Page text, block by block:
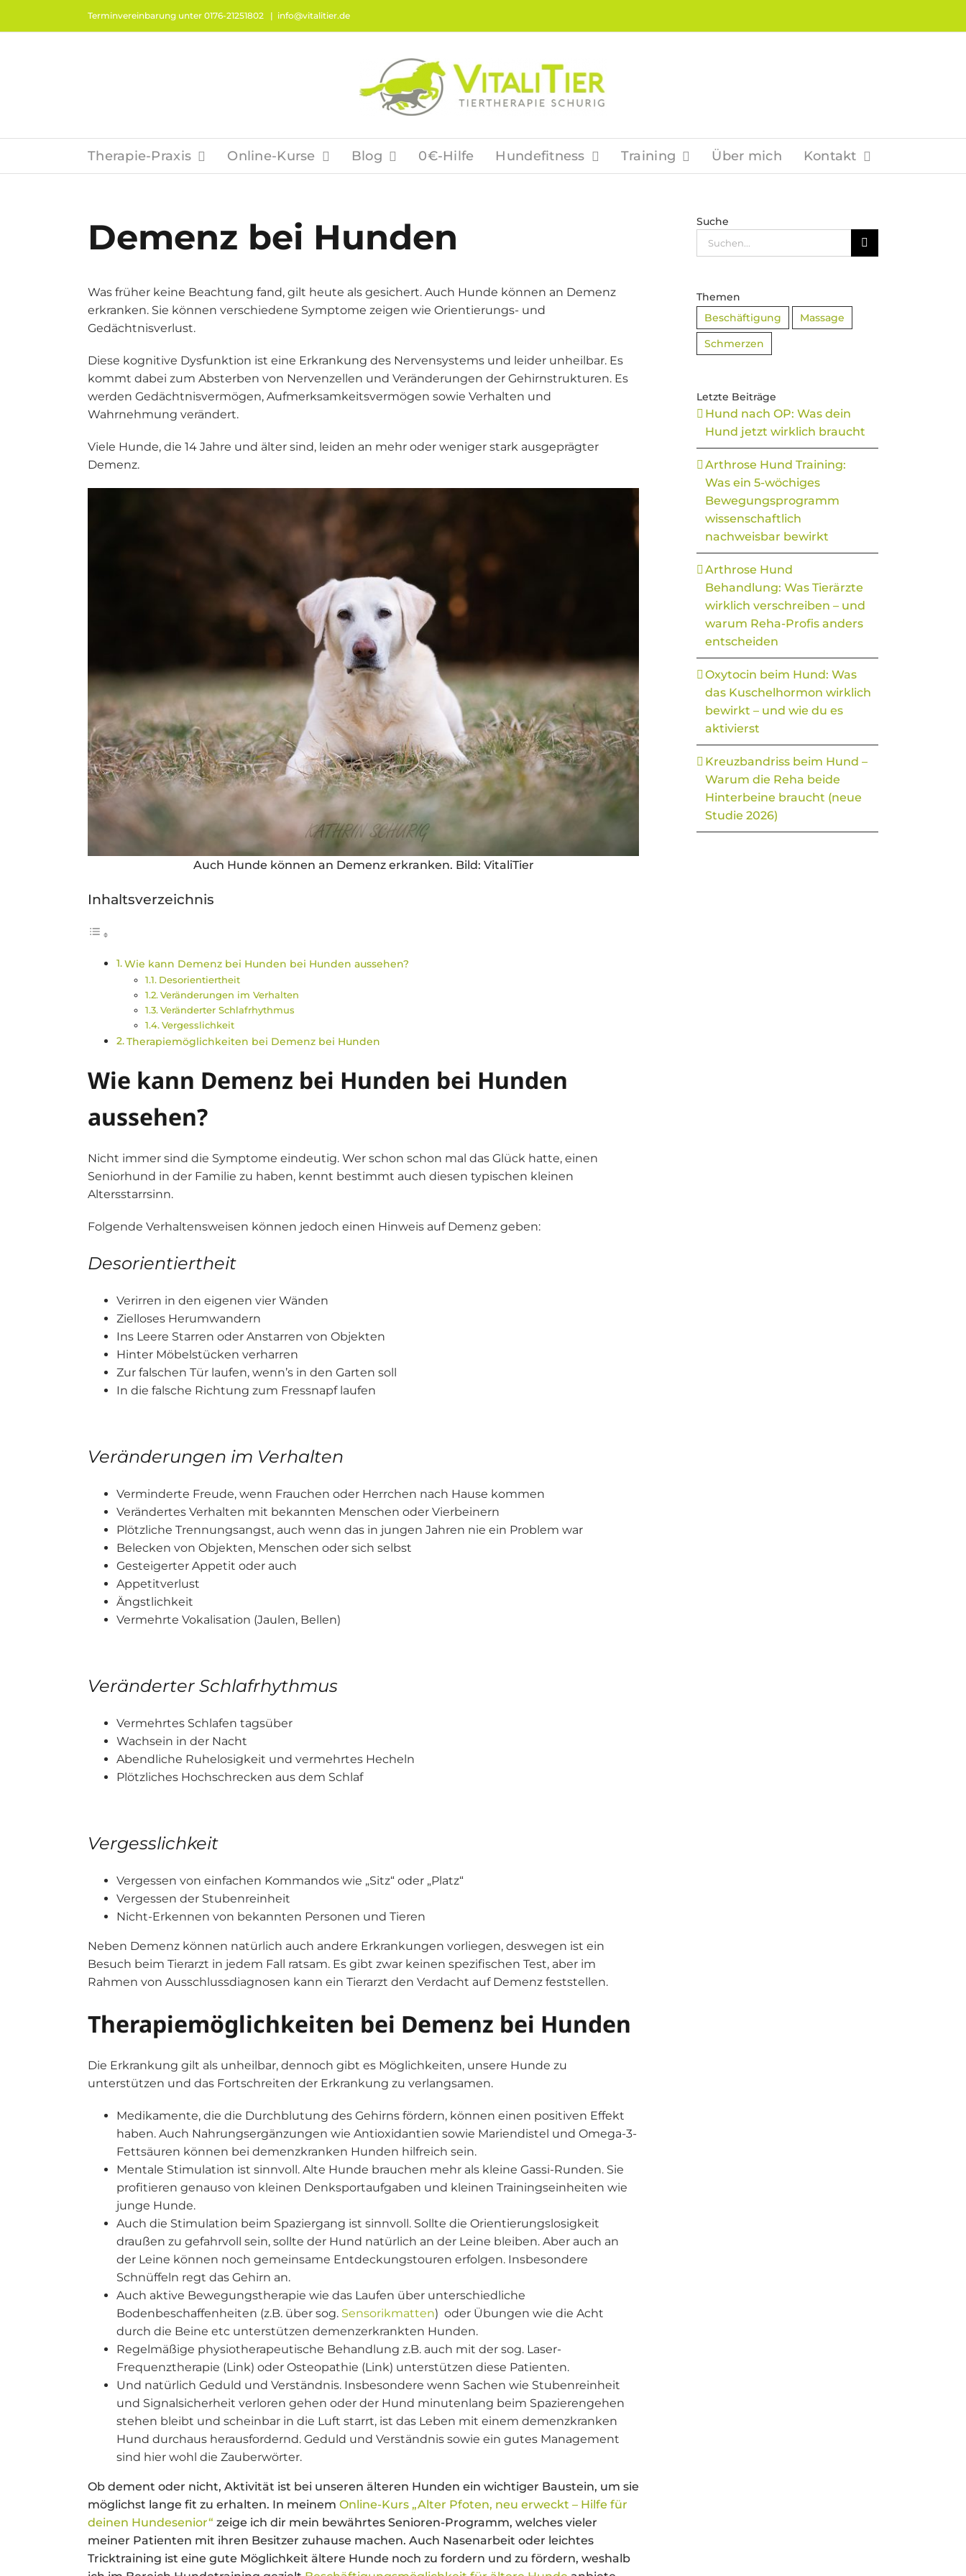
Terminvereinbarung unter 0176-21251802 | info@vitalitier.de
Therapie-Praxis Online-Kurse Blog 0€-Hilfe Hundefitness Training Über mich Kontakt
Demenz bei Hunden
Was früher keine Beachtung fand, gilt heute als gesichert. Auch Hunde können an Demenz
erkranken. Sie können verschiedene Symptome zeigen wie Orientierungs- und
Gedächtnisverlust.
Diese kognitive Dysfunktion ist eine Erkrankung des Nervensystems und leider unheilbar. Es
kommt dabei zum Absterben von Nervenzellen und Veränderungen der Gehirnstrukturen. Es
werden Gedächtnisvermögen, Aufmerksamkeitsvermögen sowie Verhalten und
Wahrnehmung verändert.
Viele Hunde, die 14 Jahre und älter sind, leiden an mehr oder weniger stark ausgeprägter
Demenz.
Auch Hunde können an Demenz erkranken. Bild: VitaliTier
Inhaltsverzeichnis
Wie kann Demenz bei Hunden bei Hunden aussehen?
Desorientiertheit
Veränderungen im Verhalten
Veränderter Schlafrhythmus
Vergesslichkeit
Therapiemöglichkeiten bei Demenz bei Hunden
Wie kann Demenz bei Hunden bei Hunden
aussehen?
Nicht immer sind die Symptome eindeutig. Wer schon schon mal das Glück hatte, einen
Seniorhund in der Familie zu haben, kennt bestimmt auch diesen typischen kleinen
Altersstarrsinn.
Folgende Verhaltensweisen können jedoch einen Hinweis auf Demenz geben:
Desorientiertheit
Verirren in den eigenen vier Wänden
Zielloses Herumwandern
Ins Leere Starren oder Anstarren von Objekten
Hinter Möbelstücken verharren
Zur falschen Tür laufen, wenn’s in den Garten soll
In die falsche Richtung zum Fressnapf laufen
Veränderungen im Verhalten
Verminderte Freude, wenn Frauchen oder Herrchen nach Hause kommen
Verändertes Verhalten mit bekannten Menschen oder Vierbeinern
Plötzliche Trennungsangst, auch wenn das in jungen Jahren nie ein Problem war
Belecken von Objekten, Menschen oder sich selbst
Gesteigerter Appetit oder auch
Appetitverlust
Ängstlichkeit
Vermehrte Vokalisation (Jaulen, Bellen)
Veränderter Schlafrhythmus
Vermehrtes Schlafen tagsüber
Wachsein in der Nacht
Abendliche Ruhelosigkeit und vermehrtes Hecheln
Plötzliches Hochschrecken aus dem Schlaf
Vergesslichkeit
Vergessen von einfachen Kommandos wie „Sitz“ oder „Platz“
Vergessen der Stubenreinheit
Nicht-Erkennen von bekannten Personen und Tieren
Neben Demenz können natürlich auch andere Erkrankungen vorliegen, deswegen ist ein
Besuch beim Tierarzt in jedem Fall ratsam. Es gibt zwar keinen spezifischen Test, aber im
Rahmen von Ausschlussdiagnosen kann ein Tierarzt den Verdacht auf Demenz feststellen.
Therapiemöglichkeiten bei Demenz bei Hunden
Die Erkrankung gilt als unheilbar, dennoch gibt es Möglichkeiten, unsere Hunde zu
unterstützen und das Fortschreiten der Erkrankung zu verlangsamen.
Medikamente, die die Durchblutung des Gehirns fördern, können einen positiven Effekt
haben. Auch Nahrungsergänzungen wie Antioxidantien sowie Mariendistel und Omega-3-
Fettsäuren können bei demenzkranken Hunden hilfreich sein.
Mentale Stimulation ist sinnvoll. Alte Hunde brauchen mehr als kleine Gassi-Runden. Sie
profitieren genauso von kleinen Denksportaufgaben und kleinen Trainingseinheiten wie
junge Hunde.
Auch die Stimulation beim Spaziergang ist sinnvoll. Sollte die Orientierungslosigkeit
draußen zu gefahrvoll sein, sollte der Hund natürlich an der Leine bleiben. Aber auch an
der Leine können noch gemeinsame Entdeckungstouren erfolgen. Insbesondere
Schnüffeln regt das Gehirn an.
Auch aktive Bewegungstherapie wie das Laufen über unterschiedliche
Bodenbeschaffenheiten (z.B. über sog. Sensorikmatten) oder Übungen wie die Acht
durch die Beine etc unterstützen demenzerkrankten Hunden.
Regelmäßige physiotherapeutische Behandlung z.B. auch mit der sog. Laser-
Frequenztherapie (Link) oder Osteopathie (Link) unterstützen diese Patienten.
Und natürlich Geduld und Verständnis. Insbesondere wenn Sachen wie Stubenreinheit
und Signalsicherheit verloren gehen oder der Hund minutenlang beim Spazierengehen
stehen bleibt und scheinbar in die Luft starrt, ist das Leben mit einem demenzkranken
Hund durchaus herausfordernd. Geduld und Verständnis sowie ein gutes Management
sind hier wohl die Zauberwörter.
Ob dement oder nicht, Aktivität ist bei unseren älteren Hunden ein wichtiger Baustein, um sie
möglichst lange fit zu erhalten. In meinem Online-Kurs „Alter Pfoten, neu erweckt – Hilfe für
deinen Hundesenior“ zeige ich dir mein bewährtes Senioren-Programm, welches vieler
meiner Patienten mit ihren Besitzer zuhause machen. Auch Nasenarbeit oder leichtes
Tricktraining ist eine gute Möglichkeit ältere Hunde noch zu fordern und zu fördern, weshalb
Suche
Suche
nach:
Themen
Beschäftigung
Massage
Schmerzen
Letzte Beiträge
Hund nach OP: Was dein
Hund jetzt wirklich braucht
Arthrose Hund Training:
Was ein 5-wöchiges
Bewegungsprogramm
wissenschaftlich
nachweisbar bewirkt
Arthrose Hund
Behandlung: Was Tierärzte
wirklich verschreiben – und
warum Reha-Profis anders
entscheiden
Oxytocin beim Hund: Was
das Kuschelhormon wirklich
bewirkt – und wie du es
aktivierst
Kreuzbandriss beim Hund –
Warum die Reha beide
Hinterbeine braucht (neue
Studie 2026)